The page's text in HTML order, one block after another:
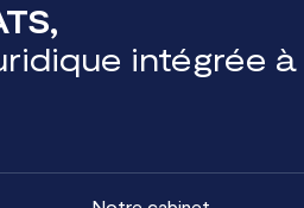
intégrée